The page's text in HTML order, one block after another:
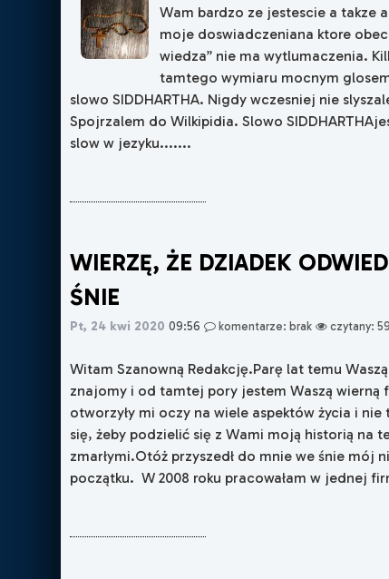
Wam bardzo ze jestescie a takze
moje doswiadczeniana ktore
wiedza” nie ma wytlumaczenia.
tamtego wymiaru mocnym
slowo SIDDHARTHA. Nigdy wczesniej nie
Spojrzalem do Wilkipidia. Slowo
slow w jezyku.......
WIERZĘ, ŻE DZIADEK
ŚNIE
Pt, 24 kwi 2020 09:56 komentarze: brak czytany:
Witam Szanowną Redakcję.Parę lat temu
znajomy i od tamtej pory jestem Waszą wierną
otworzyły mi oczy na wiele aspektów życia i nie
się, żeby podzielić się z Wami moją historią na
zmarłymi.Otóż przyszedł do mnie we śnie mój
początku. W 2008 roku pracowałam w jednej